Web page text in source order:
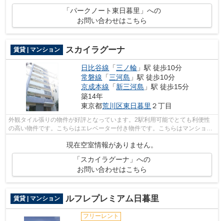
「パークノート東日暮里」への
お問い合わせはこちら
賃貸 | マンション スカイラグーナ
日比谷線 「三ノ輪 」駅 徒歩10分
常磐線 「三河島 」駅 徒歩10分
京成本線 「新三河島 」駅 徒歩15分
築14年
東京都荒川区東日暮里 ２丁目
外観タイル張りの物件が好評となっています。2駅利用可能でとても利便性
の高い物件です。こちらはエレベーター付き物件です。こちらはマンション
タイプになります。トラスト・レジデン...
現在空室情報がありません。
「スカイラグーナ」への
お問い合わせはこちら
賃貸 | マンション ルフレプレミアム日暮里
フリーレント